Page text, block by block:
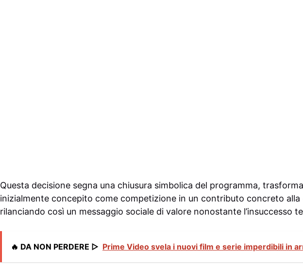
Questa decisione segna una chiusura simbolica del programma,
inizialmente concepito come competizione in un contributo concreto alla
rilanciando così un messaggio sociale di valore nonostante l’insuccesso
🔥 DA NON PERDERE ▷ Prime Video svela i nuovi film e serie imperdibili in